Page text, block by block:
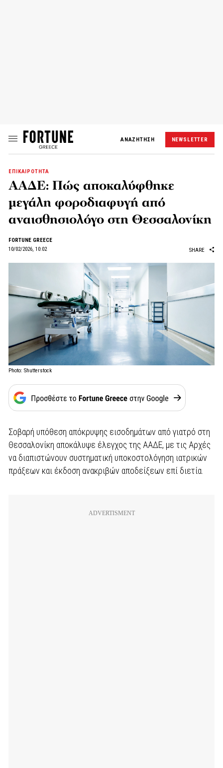
ΑΝΑΖΗΤΗΣΗ NEWSLETTER
ΕΠΙΚΑΙΡΟΤΗΤΑ
ΑΑΔΕ: Πώς αποκαλύφθηκε
μεγάλη φοροδιαφυγή από
αναισθησιολόγο στη Θεσσαλονίκη
FORTUNE GREECE
10/02/2026, 10:02
SHARE
Photo: Shutterstock
Σοβαρή υπόθεση απόκρυψης εισοδημάτων από γιατρό στη
Θεσσαλονίκη αποκάλυψε έλεγχος της ΑΑΔΕ, με τις Αρχές
να διαπιστώνουν συστηματική υποκοστολόγηση ιατρικών
πράξεων και έκδοση ανακριβών αποδείξεων επί διετία.